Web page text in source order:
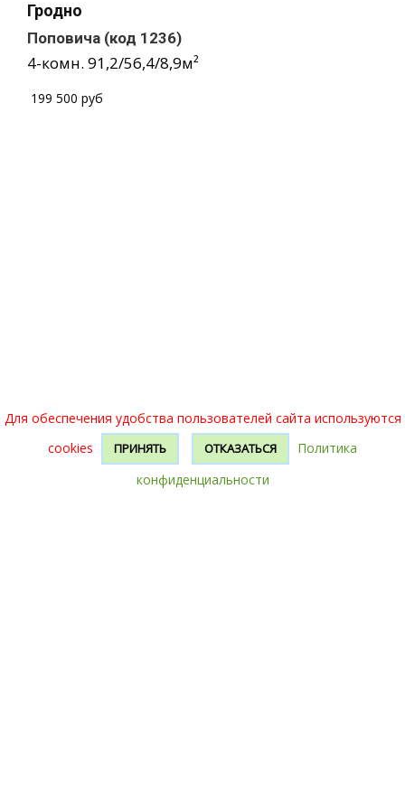
Гродно
Поповича (код 1236)
4-комн. 91,2/56,4/8,9м²
199 500 руб
Для обеспечения удобства пользователей сайта используются
cookies
ПРИНЯТЬ ОТКАЗАТЬСЯ
Политика
конфиденциальности